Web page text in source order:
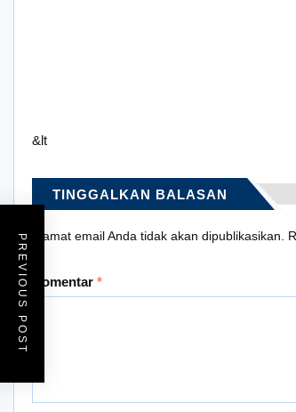
&lt
TINGGALKAN BALASAN
Alamat email Anda tidak akan dipublikasikan.
Komentar *
PREVIOUS POST